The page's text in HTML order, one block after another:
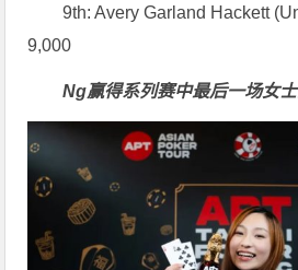
9th: Avery Garland Hackett
9,000
Ng赢得系列赛中最后一场女